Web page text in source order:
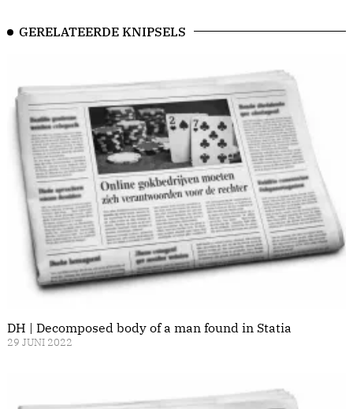
GERELATEERDE KNIPSELS
DH | Decomposed body of a man found in Statia
29 JUNI 2022